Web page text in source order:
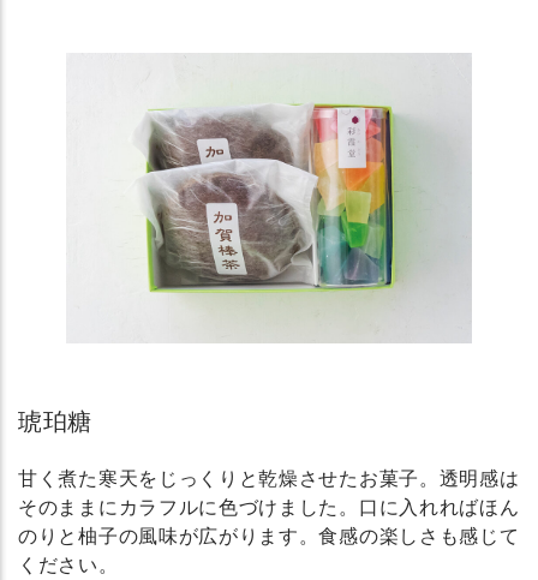
琥珀糖
甘く煮た寒天をじっくりと乾燥させたお菓子。透明感は
そのままにカラフルに色づけました。口に入れればほん
のりと柚子の風味が広がります。食感の楽しさも感じて
ください。